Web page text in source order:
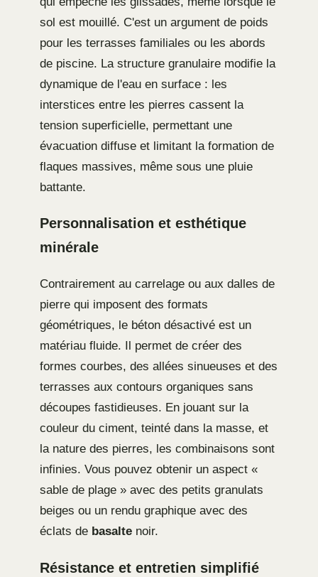
sol est mouillé. C'est un argument de poids
pour les terrasses familiales ou les abords
de piscine. La structure granulaire modifie la
dynamique de l'eau en surface : les
interstices entre les pierres cassent la
tension superficielle, permettant une
évacuation diffuse et limitant la formation de
flaques massives, même sous une pluie
battante.
Personnalisation et esthétique
minérale
Contrairement au carrelage ou aux dalles de
pierre qui imposent des formats
géométriques, le béton désactivé est un
matériau fluide. Il permet de créer des
formes courbes, des allées sinueuses et des
terrasses aux contours organiques sans
découpes fastidieuses. En jouant sur la
couleur du ciment, teinté dans la masse, et
la nature des pierres, les combinaisons sont
infinies. Vous pouvez obtenir un aspect «
sable de plage » avec des petits granulats
beiges ou un rendu graphique avec des
éclats de basalte noir.
Résistance et entretien simplifié